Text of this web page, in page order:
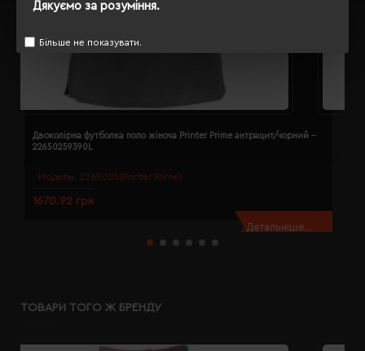
Дякуємо за розуміння.
Більше не показувати.
Модель: 2265025(Printer Prime)
Двоколірна футболка поло жіноча Printer Prime антрацит/чорний -
22650259390L
1670.92 грн
Детальніше...
ТОВАРИ ТОГО Ж БРЕНДУ